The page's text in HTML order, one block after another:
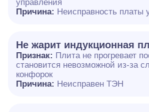
управления
Причина: Неисправность платы
Не жарит индукционная
Признак: Плита не прогревает
становится невозможной из-за
конфорок
Причина: Неисправен ТЭН